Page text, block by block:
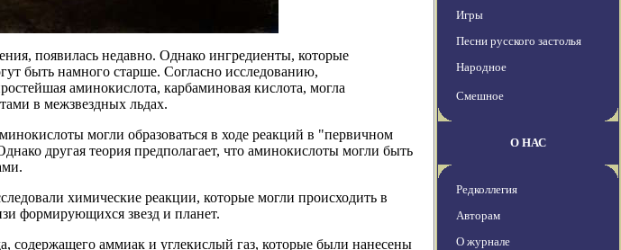
появилась недавно. Однако ингредиенты, которые
быть намного старше. Согласно исследованию,
аминокислота, карбаминовая кислота, могла
в межзвездных льдах.
могли образоваться в ходе реакций в "первичном
другая теория предполагает, что аминокислоты могли быть
химические реакции, которые могли происходить в
формирующихся звезд и планет.
содержащего аммиак и углекислый газ, которые были нанесены
Игры
Песни русского застолья
Народное
Смешное
О НАС
Редколлегия
Авторам
О журнале